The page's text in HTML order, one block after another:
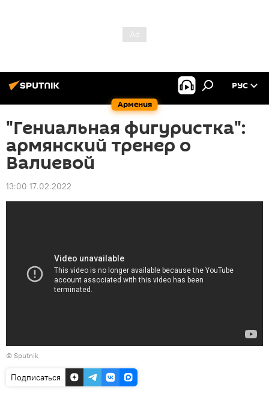
Армения
РУС
"Гениальная фигуристка":
армянский тренер о
Валиевой
13:00 17.02.2022
© Sputnik
Подписаться